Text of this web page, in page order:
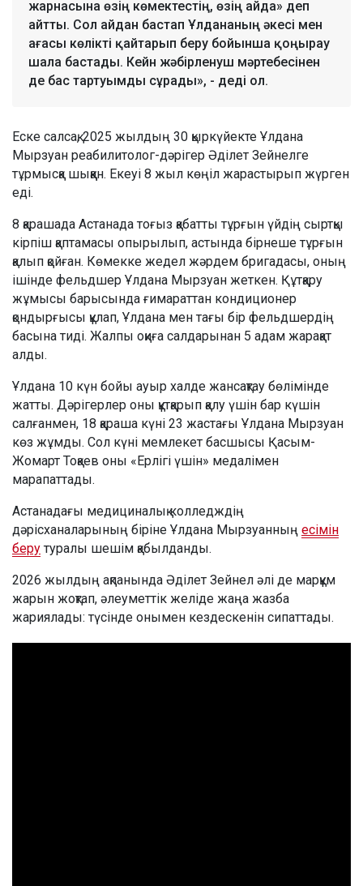
жарнасына өзің көмектестің, өзің айда» деп
айтты. Сол айдан бастап Ұлдананың әкесі мен
ағасы көлікті қайтарып беру бойынша қоңырау
шала бастады. Кейн жәбірленуш мәртебесінен
де бас тартуымды сұрады», - деді ол.
Еске салсақ, 2025 жылдың 30 қыркүйекте Ұлдана
Мырзуан реабилитолог-дәрігер Әділет Зейнелге
тұрмысқа шыққан. Екеуі 8 жыл көңіл жарастырып жүрген
еді.
8 қарашада Астанада тоғыз қабатты тұрғын үйдің сыртқы
кірпіш қаптамасы опырылып, астында бірнеше тұрғын
қалып қойған. Көмекке жедел жәрдем бригадасы, оның
ішінде фельдшер Ұлдана Мырзуан жеткен. Құтқару
жұмысы барысында ғимараттан кондиционер
қондырғысы құлап, Ұлдана мен тағы бір фельдшердің
басына тиді. Жалпы оқиға салдарынан 5 адам жарақат
алды.
Ұлдана 10 күн бойы ауыр халде жансақтау бөлімінде
жатты. Дәрігерлер оны құтқарып қалу үшін бар күшін
салғанмен, 18 қараша күні 23 жастағы Ұлдана Мырзуан
көз жұмды. Сол күні мемлекет басшысы Қасым-
Жомарт Тоқаев оны «Ерлігі үшін» медалімен
марапаттады.
Астанадағы медициналық колледждің
дәрісханаларының біріне Ұлдана Мырзуанның есімін
беру туралы шешім қабылданды.
2026 жылдың ақпанында Әділет Зейнел әлі де марқұм
жарын жоқтап, әлеуметтік желіде жаңа жазба
жариялады: түсінде онымен кездескенін сипаттады.